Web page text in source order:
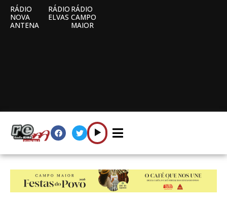
RÁDIO
NOVA
ANTENA
RÁDIO
ELVAS
RÁDIO
CAMPO
MAIOR